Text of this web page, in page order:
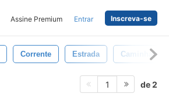
Assine Premium Entrar Inscreva-se
Corrente Estrada Caminhada
1 de 2